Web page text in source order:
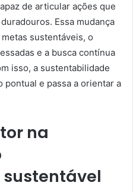
de articular ações que
Essa mudança
sustentáveis, o
e a busca contínua
isso, a sustentabilidade
e passa a orientar a
na